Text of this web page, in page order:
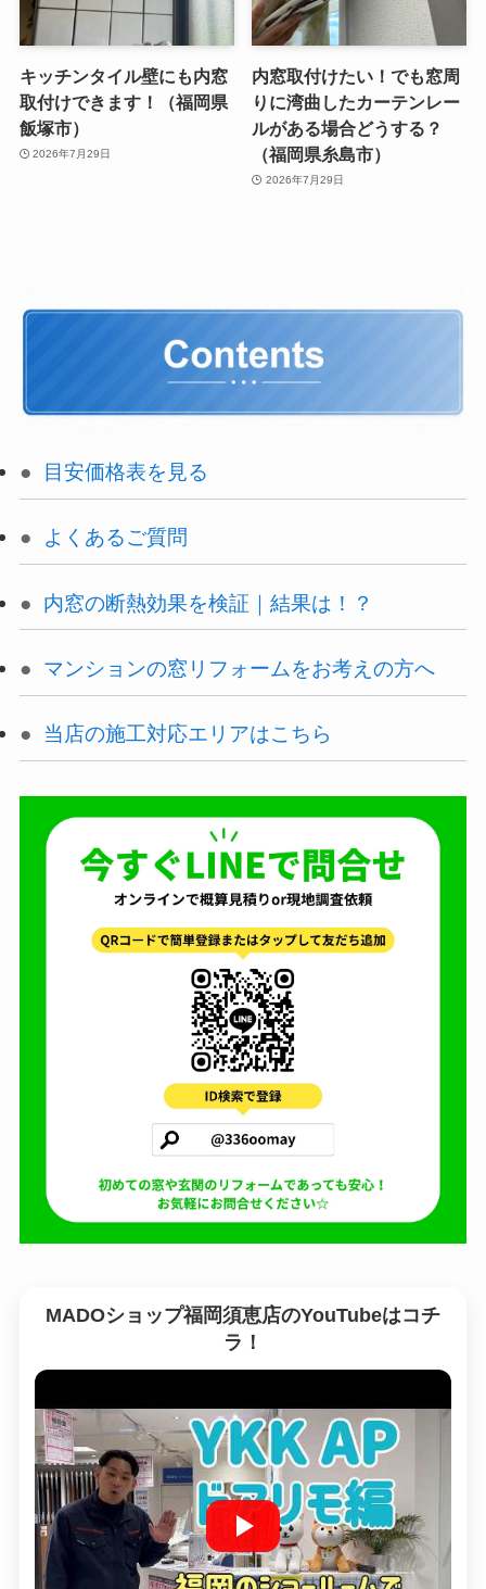
キッチンタイル壁にも内窓
取付けできます！（福岡県
飯塚市）
2026年7月29日
内窓取付けたい！でも窓周
りに湾曲したカーテンレー
ルがある場合どうする？
（福岡県糸島市）
2026年7月29日
目安価格表を見る
よくあるご質問
内窓の断熱効果を検証｜結果は！？
マンションの窓リフォームをお考えの方へ
当店の施工対応エリアはこちら
MADOショップ福岡須恵店のYouTubeはコチ
ラ！